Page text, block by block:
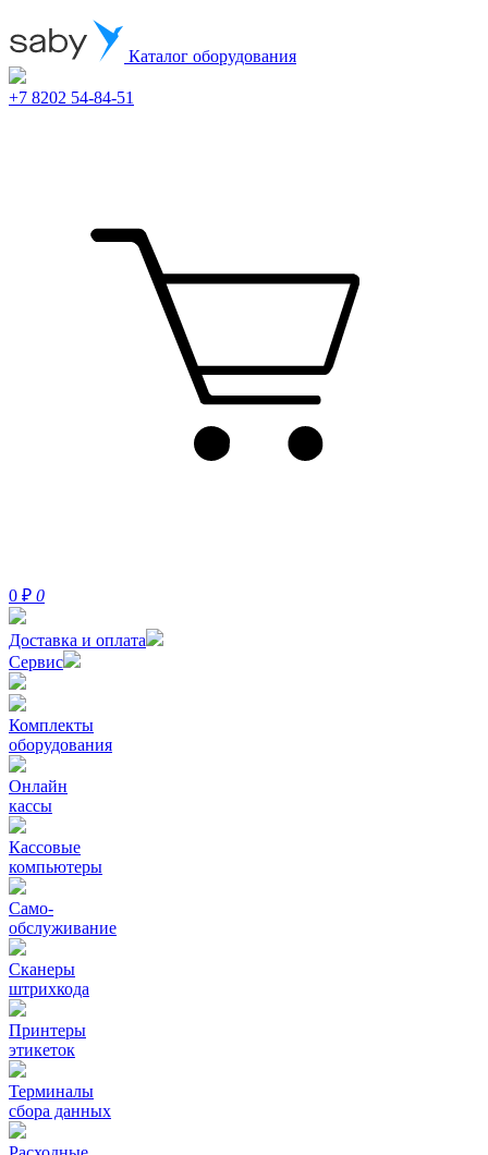
Каталог оборудования
+7 8202 54-84-51
0 ₽ 0
Доставка и оплата
Сервис
Комплекты
оборудования
Онлайн
кассы
Кассовые
компьютеры
Само-
обслуживание
Сканеры
штрихкода
Принтеры
этикеток
Терминалы
сбора данных